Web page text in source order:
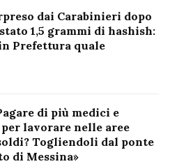
dai Carabinieri dopo
1,5 grammi di hashish:
Prefettura quale
di più medici e
lavorare nelle aree
Togliendoli dal ponte
di Messina»